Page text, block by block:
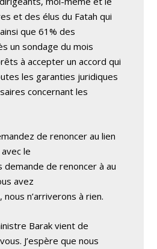
et des élus du Fatah qui
que 61% des
un sondage du mois
à accepter un accord qui
les garanties juridiques
concernant les
de renoncer au lien
le
de renoncer à au
avez
n’arriverons à rien.
Barak vient de
J’espère que nous